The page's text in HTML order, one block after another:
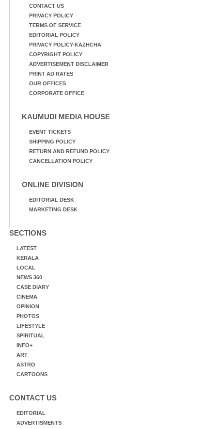
CONTACT US
PRIVACY POLICY
TERMS OF SERVICE
EDITORIAL POLICY
PRIVACY POLICY-KAZHCHA
COPYRIGHT POLICY
ADVERTISEMENT DISCLAIMER
PRINT AD RATES
OUR OFFICES
CORPORATE OFFICE
KAUMUDI MEDIA HOUSE
EVENT TICKETS
SHIPPING POLICY
RETURN AND REFUND POLICY
CANCELLATION POLICY
ONLINE DIVISION
EDITORIAL DESK
MARKETING DESK
SECTIONS
LATEST
KERALA
LOCAL
NEWS 360
CASE DIARY
CINEMA
OPINION
PHOTOS
LIFESTYLE
SPIRITUAL
INFO+
ART
ASTRO
CARTOONS
CONTACT US
EDITORIAL
ADVERTISMENTS